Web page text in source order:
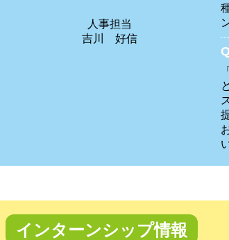
人事担当
吉川 好信
インターンシップ情報